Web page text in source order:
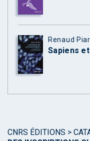
Renaud
Sapiens
CNRS ÉDITIONS >